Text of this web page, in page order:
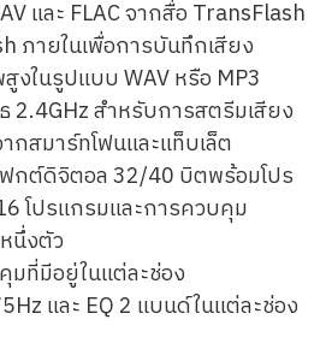
และ FLAC จากสื่อ TransFlash
ภายในเพื่อการบันทึกเสียง
งในรูปแบบ WAV หรือ MP3
2.4GHz สำหรับการสตรีมเสียง
กสมาร์ทโฟนและแท็บเล็ต
ฟกต์ดิจิตอล 32/40 บิตพร้อมโปร
โปรแกรมและการควบคุม
นึ่งตัว
มที่มีอยู่ในแต่ละช่อง
และ EQ 2 แบนด์ในแต่ละช่อง